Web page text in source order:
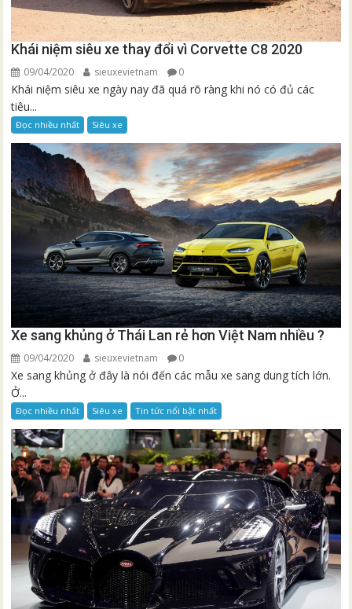
Khái niệm siêu xe thay đổi vì Corvette C8 2020
09/04/2020 sieuxevietnam 0
Khái niệm siêu xe ngày nay đã quá rõ ràng khi nó có đủ các
tiêu...
Đọc nhiều nhất Siêu xe
Xe sang khủng ở Thái Lan rẻ hơn Việt Nam nhiều ?
09/04/2020 sieuxevietnam 0
Xe sang khủng ở đây là nói đến các mẫu xe sang dung tích lớn.
Ở...
Đọc nhiều nhất Siêu xe Tin tức nổi bật nhất